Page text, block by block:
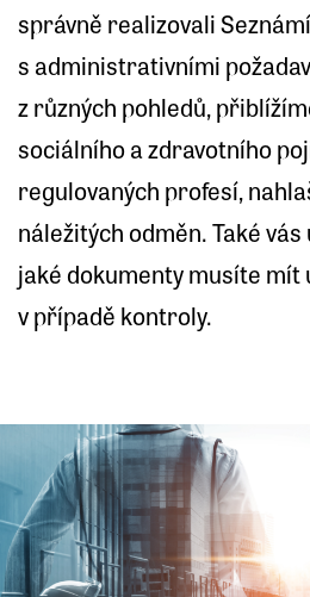
správně realizovali
s administrativními
z různých pohledů,
sociálního a zdravotního
regulovaných profesí,
náležitých odměn. Také
jaké dokumenty musíte mít
v případě kontroly.